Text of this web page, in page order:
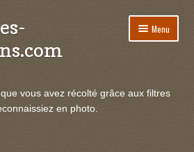
Menu
le
vous avez récolté grâce aux filtres
en photo.